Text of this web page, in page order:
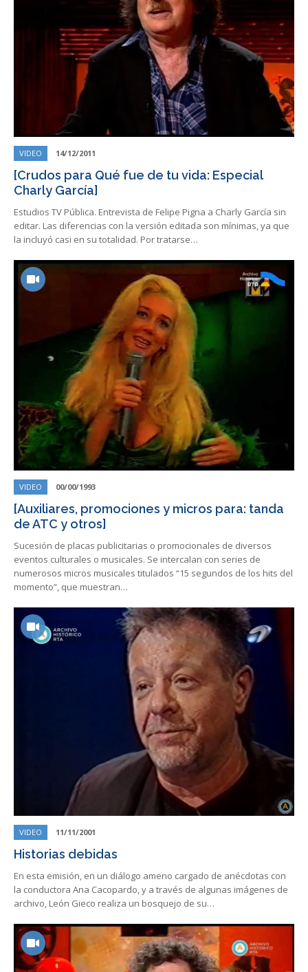
VIDEO 14/12/2011
[Crudos para Qué fue de tu vida: Especial
Charly García]
Estudios TV Pública. Entrevista de Felipe Pigna a Charly García sin
editar. Las diferencias con la versión editada son mínimas, ya que
la incluyó casi en su totalidad. Por tratarse…
VIDEO 00/00/1993
[Auxiliares, promociones y micros para: tanda
de ATC y otros]
Sucesión de placas publicitarias o promocionales de diversos
eventos culturales o musicales. Se intercalan con series de
numerosos micros musicales titulados “15 segundos de los hits del
momento”, que muestran…
VIDEO 11/11/2001
Historias debidas
En esta emisión, en un diálogo ameno cargado de anécdotas con
la conductora Ana Cacopardo, y a través de algunas imágenes de
archivo, León Gieco realiza un bosquejo de su…